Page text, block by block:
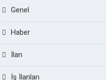
Genel
Haber
İlan
İş İlanları